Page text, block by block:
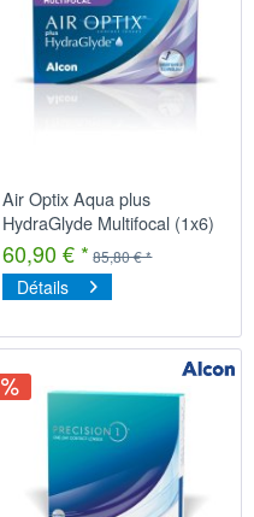
Air Optix Aqua plus
HydraGlyde Multifocal (1x6)
60,90 € * 85,80 € *
Détails